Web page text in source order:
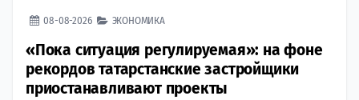
08-08-2026 ЭКОНОМИКА
«Пока ситуация регулируемая»: на фоне
рекордов татарстанские застройщики
приостанавливают проекты